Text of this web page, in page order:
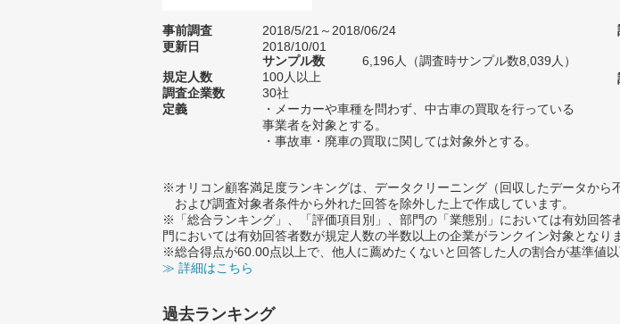
事前調査
2018/5/21～2018/06/24
更新日
2018/10/01
サンプル数
6,196人（調査時サンプル数8,039人）
規定人数
100人以上
調査企業数
30社
定義
・メーカーや車種を問わず、中古車の買取を行っている
事業者を対象とする。
・事故車・廃車の買取に関しては対象外とする。
※オリコン顧客満足度ランキングは、データクリーニング（回収したデータから
および調査対象者条件から外れた回答を除外した上で作成しています。
※「総合ランキング」、「評価項目別」、部門の「業態別」においては有効回
門においては有効回答者数が規定人数の半数以上の企業がランクイン対象となり
※総合得点が60.00点以上で、他人に薦めたくないと回答した人の割合が基準値
≫ 詳細はこちら
過去ランキング